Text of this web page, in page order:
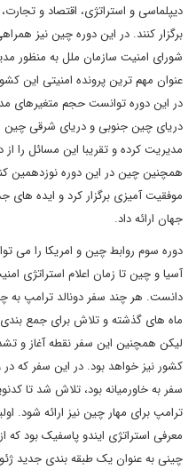
دیپلماسی و استراتژی، اقتصاد و
برگزار کنند. در این دوره چین نیز
شورای امنیت سازمان ملل به منظور
در این دوره توانست حجم متغیرهای
دریای چین جنوبی و دریای شرقی چین
مدیریت کرده و تقریبا این مسائل را از
همچنین چین در این دوره نوزدهمین
موفقیت آمیزی برگزار کرد و ایده های
جهان ارائه داد.
دانست. هر چند سفر دونالد ترامپ به
ماه های گذشته و تلاش برای جمع بندی
لیکن همچنین این سفر نقطه آغاز و
کشور نیز خواهد بود. در این سفر که
سفر به خاورمیانه بود، تلاش شد تا
ترامپ برای مهار چین نیز ارائه شود.
معرفی استراتژی ایندو پاسفیک بود
چینی به عنوان یک طبقه بندی جدید